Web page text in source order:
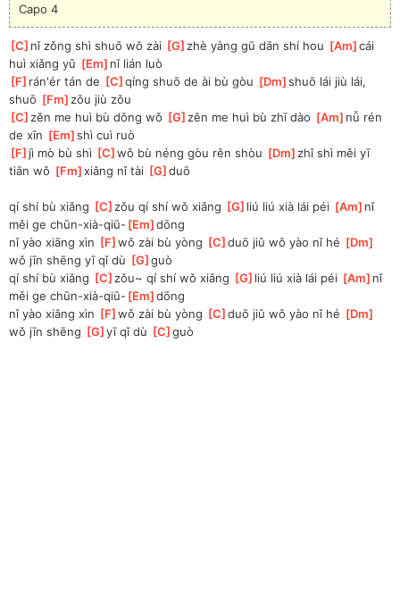
Capo 4
[C ]nǐ zǒng shì shuō wǒ zài [G ]zhè yàng gū dān shí hou [Am ]
cái
huì xiǎng yǔ [Em ]nǐ lián luò
[F ]rán'ér tán de [C ]
qíng shuō de ài bù gòu [Dm ]
shuō lái jiù lái,
shuō [Fm ]zǒu jiù zǒu
[C ]zěn me huì bù dǒng wǒ [G ]zěn me huì bù zhī dào [Am ]nǚ rén
de xīn [Em ]
shì cuì ruò
[F ]jì mò bù shì [C ]
wǒ bù néng gòu rěn shòu [Dm ]zhǐ shì měi yī
tiān wǒ [Fm ]
xiǎng nǐ tài [G ]
duō
qí shí bù xiǎng [C ]zǒu qí shí wǒ xiǎng [G ]liú liú xià lái péi [Am ]nǐ
měi ge chūn-xià-qiū- [Em ]
dōng
nǐ yào xiāng xìn [F ]
wǒ zài bù yòng [C ]
duō jiǔ wǒ yào nǐ hé [Dm
wǒ jīn shēng yī qǐ dù [G ]
guò
qí shí bù xiǎng [C ]zǒu~ qí shí wǒ xiǎng [G ]liú liú xià lái péi [Am ]nǐ
měi ge chūn-xià-qiū- [Em ]
dōng
nǐ yào xiāng xìn [F ]
wǒ zài bù yòng [C ]
duō jiǔ wǒ yào nǐ hé [Dm
wǒ jīn shēng [G ]
yī qǐ dù [C ]
guò